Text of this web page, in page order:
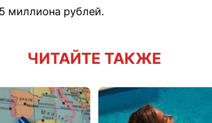
миллиона рублей.
ЧИТАЙТЕ ТАКЖЕ